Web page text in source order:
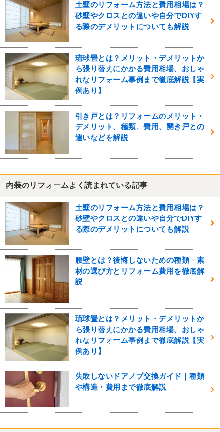
土壁のリフォーム方法と費用相場は？
砂壁やクロスとの違いや自分でDIYす
る際のデメリットについても解説
琉球畳とは？メリット・デメリットか
ら張り替えにかかる費用相場、おしゃ
れなリフォーム事例まで徹底解説【実
例あり】
引き戸とは？リフォームのメリット・
デメリット、種類、費用、開き戸との
違いなどを解説
内装のリフォームよく読まれている記事
土壁のリフォーム方法と費用相場は？
砂壁やクロスとの違いや自分でDIYす
る際のデメリットについても解説
腰壁とは？後悔しないための種類・素
材の選び方とリフォーム費用を徹底解
説
琉球畳とは？メリット・デメリットか
ら張り替えにかかる費用相場、おしゃ
れなリフォーム事例まで徹底解説【実
例あり】
失敗しないドアノブ交換ガイド｜種類
や構造・費用まで徹底解説